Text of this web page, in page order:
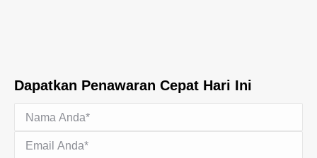
Dapatkan Penawaran Cepat Hari Ini